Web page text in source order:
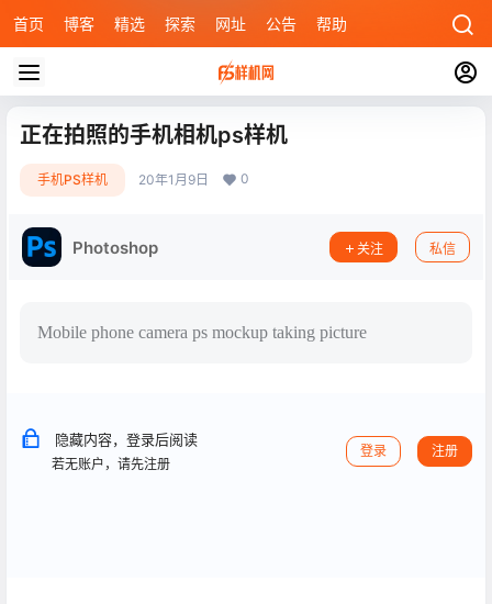
首页 博客 精选 探索 网址 公告 帮助
正在拍照的手机相机ps样机
手机PS样机 20年1月9日 0
Photoshop 关注 私信
Mobile phone camera ps mockup taking picture
隐藏内容，登录后阅读
若无账户，请先注册
登录 注册